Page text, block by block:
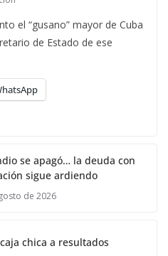
el “gusano” mayor de Cuba
de Estado de ese
se apagó… la deuda con
sigue ardiendo
de 2026
chica a resultados